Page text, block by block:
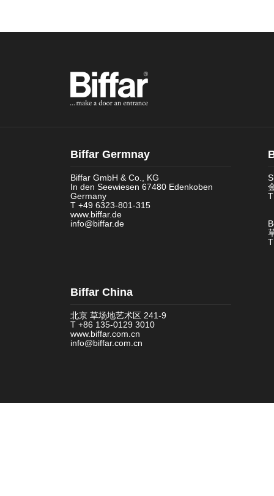
Biffar Germnay
Biffar GmbH & Co., KG
In den Seewiesen 67480 Edenkoben
Germany
T +49 6323-801-315
www.biffar.de
info@biffar.de
Biffar China
北京 草场地艺术区 241-9
T +86 135-0129 3010
www.biffar.com.cn
info@biffar.com.cn